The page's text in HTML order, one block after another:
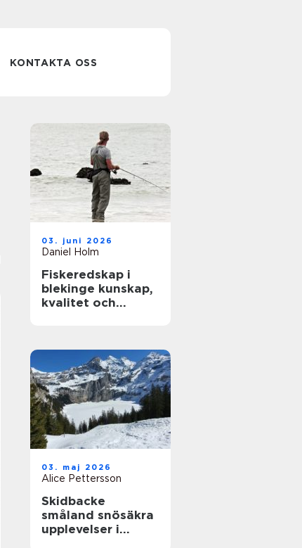
KONTAKTA OSS
03. juni 2026
Daniel Holm
Fiskeredskap i
blekinge kunskap,
kvalitet och
03. maj 2026
Alice Pettersson
Skidbacke
småland snösäkra
upplevelser i